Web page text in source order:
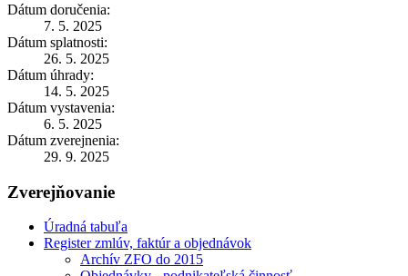
Dátum doručenia:
7. 5. 2025
Dátum splatnosti:
26. 5. 2025
Dátum úhrady:
14. 5. 2025
Dátum vystavenia:
6. 5. 2025
Dátum zverejnenia:
29. 9. 2025
Zverejňovanie
Úradná tabuľa
Register zmlúv, faktúr a objednávok
Archív ZFO do 2015